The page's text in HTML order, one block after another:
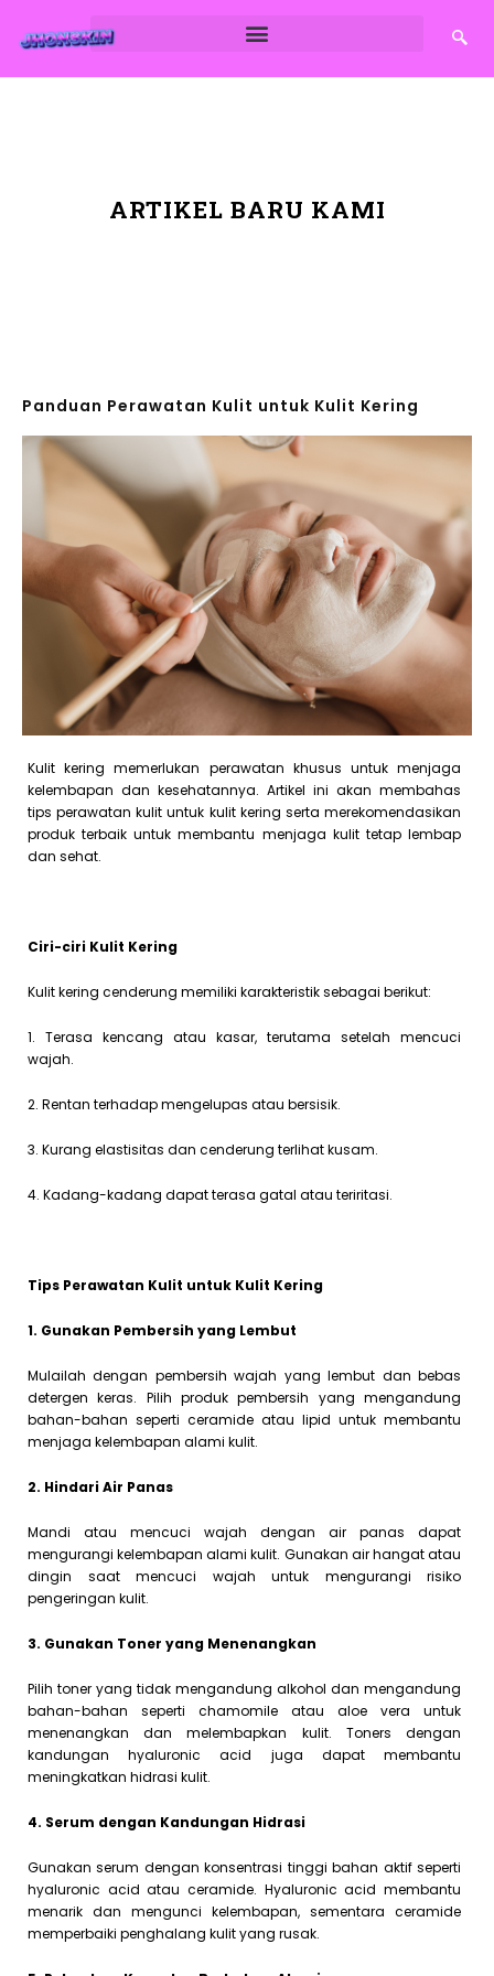
ARTIKEL BARU KAMI
Panduan Perawatan Kulit untuk Kulit Kering
Kulit kering memerlukan perawatan khusus untuk menjaga
kelembapan dan kesehatannya. Artikel ini akan membahas
tips perawatan kulit untuk kulit kering serta merekomendasikan
produk terbaik untuk membantu menjaga kulit tetap lembap
dan sehat.
Ciri-ciri Kulit Kering
Kulit kering cenderung memiliki karakteristik sebagai berikut:
1. Terasa kencang atau kasar, terutama setelah mencuci
wajah.
2. Rentan terhadap mengelupas atau bersisik.
3. Kurang elastisitas dan cenderung terlihat kusam.
4. Kadang-kadang dapat terasa gatal atau teriritasi.
Tips Perawatan Kulit untuk Kulit Kering
1. Gunakan Pembersih yang Lembut
Mulailah dengan pembersih wajah yang lembut dan bebas
detergen keras. Pilih produk pembersih yang mengandung
bahan-bahan seperti ceramide atau lipid untuk membantu
menjaga kelembapan alami kulit.
2. Hindari Air Panas
Mandi atau mencuci wajah dengan air panas dapat
mengurangi kelembapan alami kulit. Gunakan air hangat atau
dingin saat mencuci wajah untuk mengurangi risiko
pengeringan kulit.
3. Gunakan Toner yang Menenangkan
Pilih toner yang tidak mengandung alkohol dan mengandung
bahan-bahan seperti chamomile atau aloe vera untuk
menenangkan dan melembapkan kulit. Toners dengan
kandungan hyaluronic acid juga dapat membantu
meningkatkan hidrasi kulit.
4. Serum dengan Kandungan Hidrasi
Gunakan serum dengan konsentrasi tinggi bahan aktif seperti
hyaluronic acid atau ceramide. Hyaluronic acid membantu
menarik dan mengunci kelembapan, sementara ceramide
memperbaiki penghalang kulit yang rusak.